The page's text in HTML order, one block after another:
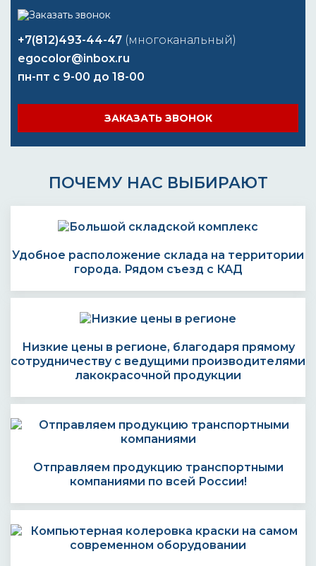
+7(812)493-44-47 (многоканальный)
egocolor@inbox.ru
пн-пт с 9-00 до 18-00
ЗАКАЗАТЬ ЗВОНОК
ПОЧЕМУ НАС ВЫБИРАЮТ
Удобное расположение склада на территории
города. Рядом съезд с КАД
Низкие цены в регионе, благодаря прямому
сотрудничеству с ведущими производителями
лакокрасочной продукции
Отправляем продукцию транспортными
компаниями по всей России!